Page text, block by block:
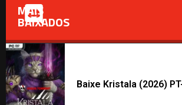
MAIS
BAIXADOS
Baixe Kristala (2026)